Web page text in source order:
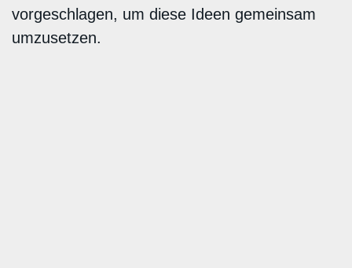
vorgeschlagen, um diese Ideen gemeinsam
umzusetzen.